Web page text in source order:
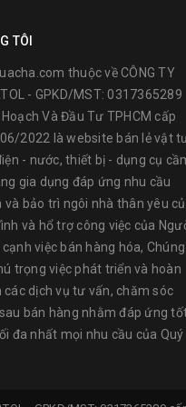
của TOLSEN được sử
sản xuất tại China, nên
bảm bảo tuyệt đối, đạt đầy
cơ khí, vật dụng PPE,
đều trải qua quá trình
ứng dụng, giá cả. Tiếp đó,
độ cứng,vật liệu cách
chống gỉ cao. Công nghệ
phong phú hơn.
TÔI
thuộc về CÔNG TY
- GPKD/MST: 0317365289
Hoạch Và Đầu Tư TPHCM cấp
2022 là website bán lẻ vật
- nước, thiết bị - dụng cụ
gia dụng đáp ứng nhu cầu
và bảo trì ngôi nhà thân yêu
và hổ trợ công việc của
việc bán hàng hóa, Chúng
trọng việc phát triển và hoàn
các dịch vụ tư vấn, chăm sóc
bán hàng nhằm đáp ứng
đa nhất mọi nhu cầu của Quý